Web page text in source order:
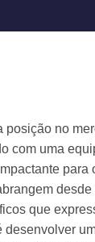
posição no
com uma
para
que
desenvolver